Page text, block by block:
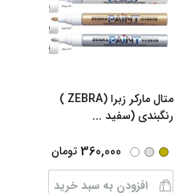
متال مارکر زبرا (ZEBRA )
رنگبندی (سفید ...
360,000تومان
افزودن به سبد خرید